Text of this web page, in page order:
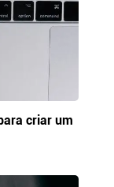
criar um